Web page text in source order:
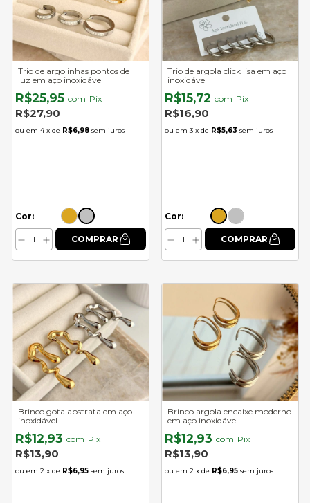
Trio de argolinhas pontos de
luz em aço inoxidável
R$25,95 com Pix
R$27,90
4 x de R$6,98 sem juros
Cor:
Trio de argola click lisa em aço
inoxidável
R$15,72 com Pix
R$16,90
3 x de R$5,63 sem juros
Cor:
Brinco gota abstrata em aço
inoxidável
R$12,93 com Pix
R$13,90
2 x de R$6,95 sem juros
Brinco argola encaixe moderno
em aço inoxidável
R$12,93 com Pix
R$13,90
2 x de R$6,95 sem juros